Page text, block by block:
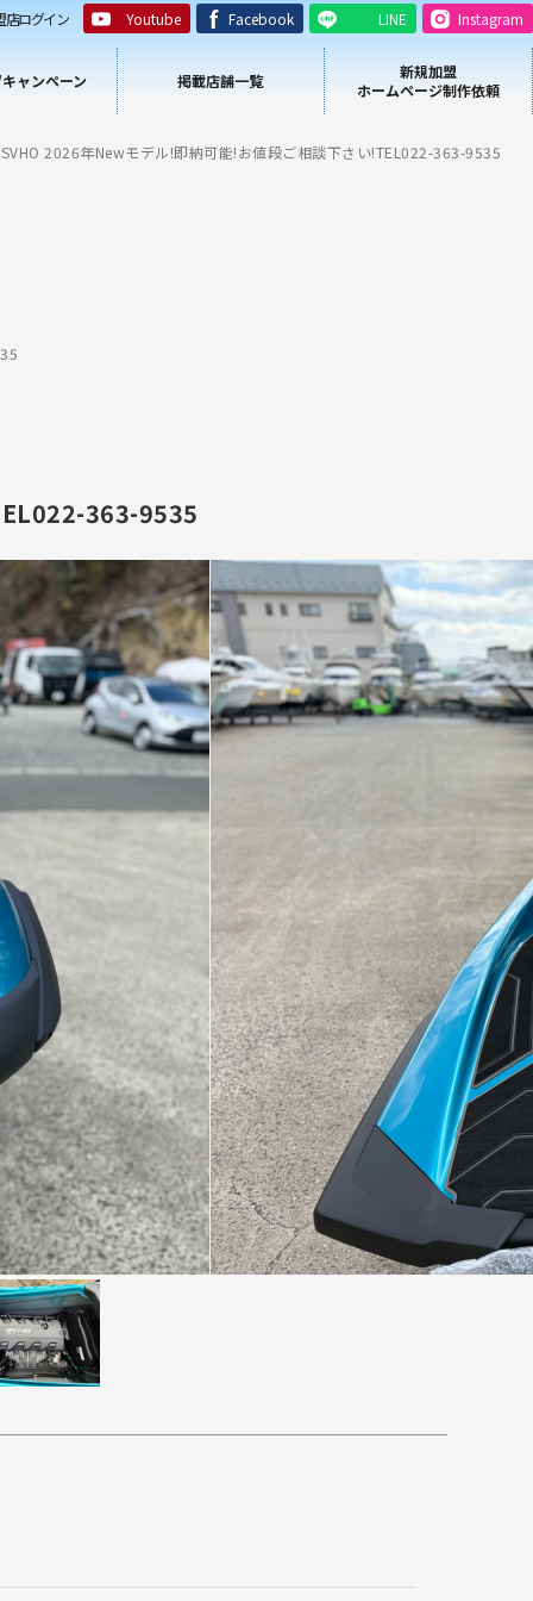
店ログイン Youtube Facebook LINE Instagram
ャンペーン 掲載店舗一覧
新規加盟
ホームページ制作依頼
2026年Newモデル!即納可能!お値段ご相談下さい!TEL022-363-9535
363-9535